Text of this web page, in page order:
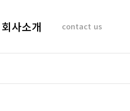
회사소개
기업이념
contact us